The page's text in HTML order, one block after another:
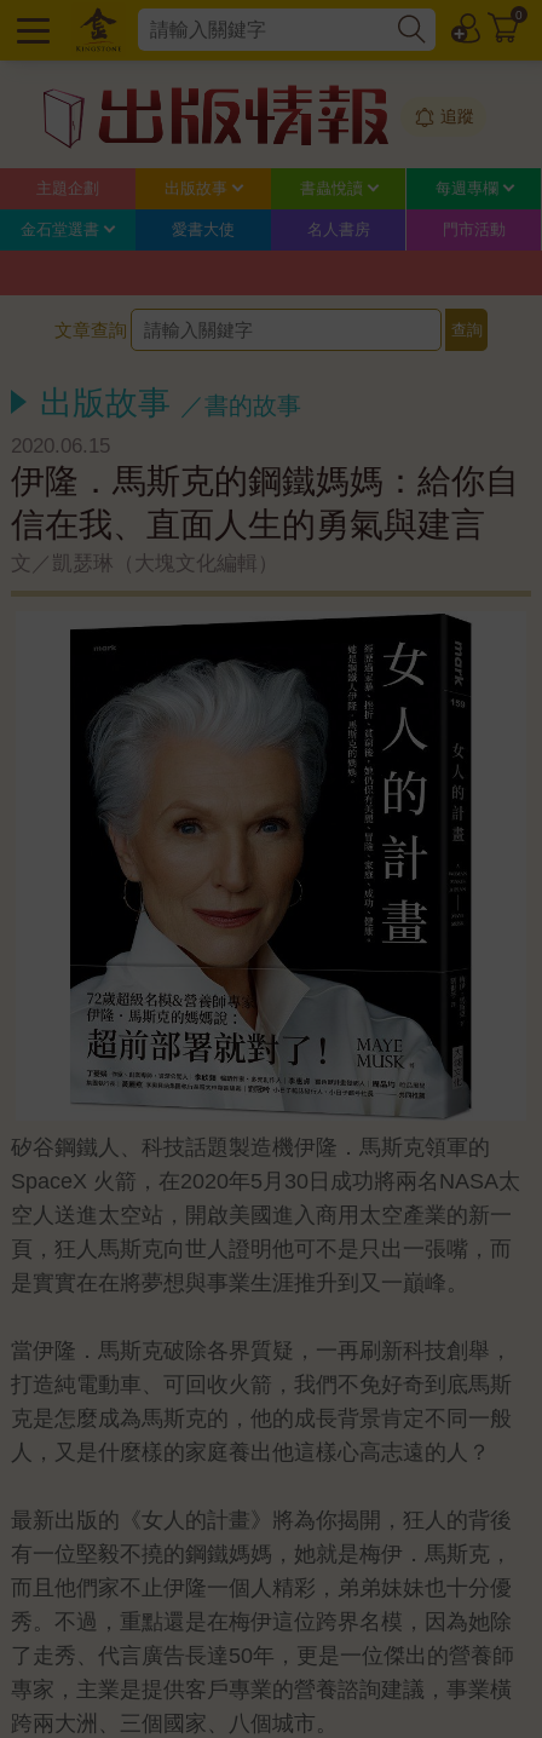
0
追蹤
主題企劃 出版故事 書蟲悅讀 每週專欄
金石堂選書 愛書大使 名人書房 門市活動
文章查詢
出版故事 ／書的故事
2020.06.15
伊隆．馬斯克的鋼鐵媽媽：給你自
信在我、直面人生的勇氣與建言
文／凱瑟琳（大塊文化編輯）
矽谷鋼鐵人、科技話題製造機伊隆．馬斯克領軍的
SpaceX 火箭，在2020年5月30日成功將兩名NASA太
空人送進太空站，開啟美國進入商用太空產業的新一
頁，狂人馬斯克向世人證明他可不是只出一張嘴，而
是實實在在將夢想與事業生涯推升到又一巔峰。
當伊隆．馬斯克破除各界質疑，一再刷新科技創舉，
打造純電動車、可回收火箭，我們不免好奇到底馬斯
克是怎麼成為馬斯克的，他的成長背景肯定不同一般
人，又是什麼樣的家庭養出他這樣心高志遠的人？
最新出版的《女人的計畫》將為你揭開，狂人的背後
有一位堅毅不撓的鋼鐵媽媽，她就是梅伊．馬斯克，
而且他們家不止伊隆一個人精彩，弟弟妹妹也十分優
秀。不過，重點還是在梅伊這位跨界名模，因為她除
了走秀、代言廣告長達50年，更是一位傑出的營養師
專家，主業是提供客戶專業的營養諮詢建議，事業橫
跨兩大洲、三個國家、八個城市。